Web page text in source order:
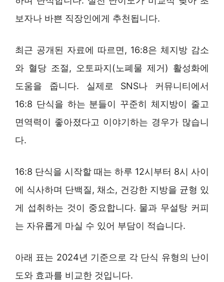
보자나 바쁜 직장인에게 추천됩니다.
최근 공개된 자료에 따르면, 16:8은 체지방 감소
와 혈당 조절, 오토파지(노폐물 제거) 활성화에
도움을 줍니다. 실제로 SNS나 커뮤니티에서
16:8 단식을 하는 분들이 꾸준히 체지방이 줄고
면역력이 좋아졌다고 이야기하는 경우가 많습니
다.
16:8 단식을 시작할 때는 하루 12시부터 8시 사이
에 식사하며 단백질, 채소, 건강한 지방을 균형 있
게 섭취하는 것이 중요합니다. 물과 무설탕 커피
는 자유롭게 마실 수 있어 부담이 적습니다.
아래 표는 2024년 기준으로 각 단식 유형의 난이
도와 효과를 비교한 것입니다.